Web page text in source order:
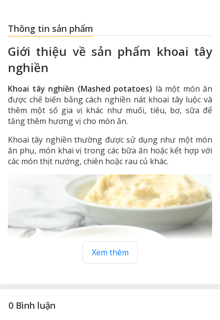
Thông tin sản phẩm
Giới thiệu về sản phẩm khoai tây
nghiền
Khoai tây nghiền (Mashed potatoes) là một món ăn
được chế biến bằng cách nghiền nát khoai tây luộc và
thêm một số gia vị khác như muối, tiêu, bơ, sữa để
tăng thêm hương vị cho món ăn.
Khoai tây nghiền thường được sử dụng như một món
ăn phụ, món khai vị trong các bữa ăn hoặc kết hợp với
các món thịt nướng, chiên hoặc rau củ khác.
Khoai tây nghiền được nêm một số gia vị như bơ, sữa,
Xem thêm
0 Bình luận